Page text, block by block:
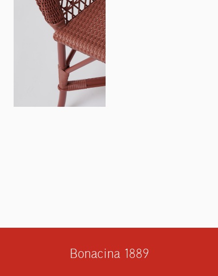
Bonacina 1889